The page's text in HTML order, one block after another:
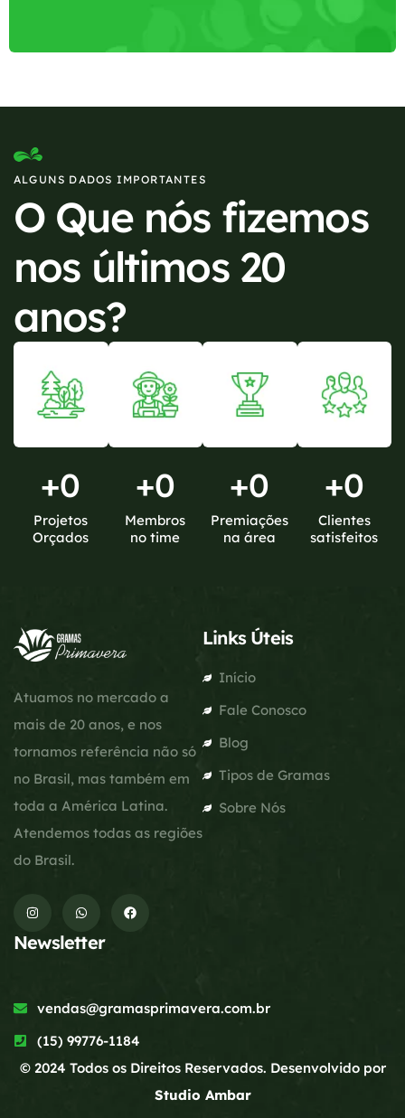
ALGUNS DADOS IMPORTANTES
O Que nós fizemos
nos últimos 20
anos?
+0
Projetos
Orçados
+0
Membros
no time
+0
Premiações
na área
+0
Clientes
satisfeitos
Atuamos no mercado a
mais de 20 anos, e nos
tornamos referência não só
no Brasil, mas também em
toda a América Latina.
Atendemos todas as regiões
do Brasil.
Links Úteis
Início
Fale Conosco
Blog
Tipos de Gramas
Sobre Nós
Newsletter
vendas@gramasprimavera.com.br
(15) 99776-1184
© 2024 Todos os Direitos Reservados. Desenvolvido por
Studio Ambar